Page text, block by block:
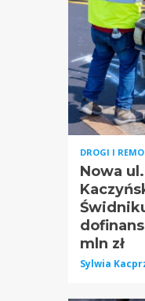
DROGI I
Nowa
mln zł
Sylwia